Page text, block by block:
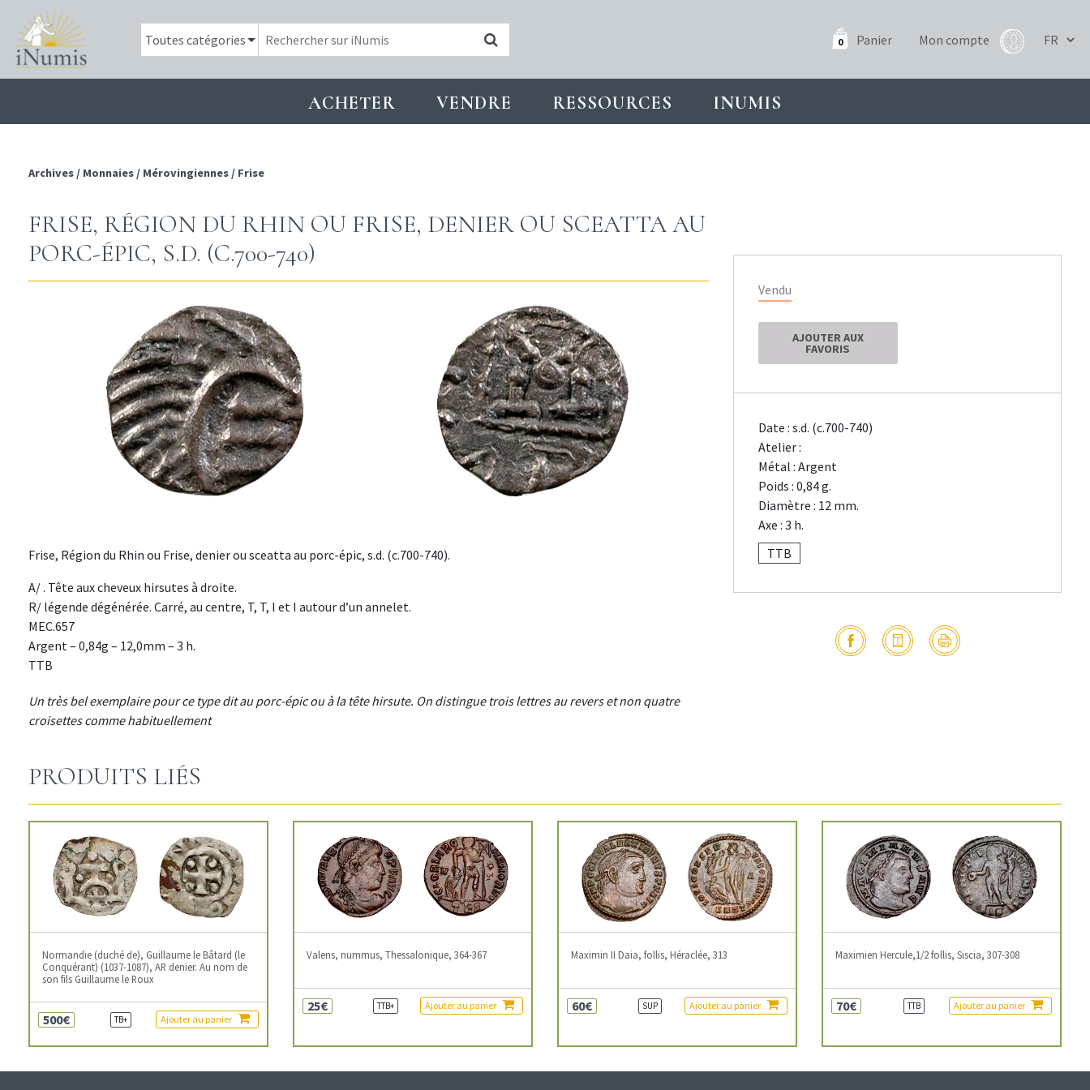
0 Panier Mon compte
ACHETER VENDRE RESSOURCES INUMIS
Archives / Monnaies / Mérovingiennes / Frise
FRISE, RÉGION DU RHIN OU FRISE, DENIER OU SCEATTA AU
PORC-ÉPIC, S.D. (C.700-740)
Frise, Région du Rhin ou Frise, denier ou sceatta au porc-épic, s.d. (c.700-740).
A/ . Tête aux cheveux hirsutes à droite.
R/ légende dégénérée. Carré, au centre, T, T, I et I autour d’un annelet.
MEC.657
Argent – 0,84g – 12,0mm – 3 h.
TTB
Un très bel exemplaire pour ce type dit au porc-épic ou à la tête hirsute. On distingue trois lettres au revers et non quatre
croisettes comme habituellement
Vendu
AJOUTER AUX
FAVORIS
Date : s.d. (c.700-740)
Atelier :
Métal : Argent
Poids : 0,84 g.
Diamètre : 12 mm.
Axe : 3 h.
TTB
PRODUITS LIÉS
Normandie (duché de), Guillaume le Bâtard (le
Conquérant) (1037-1087), AR denier. Au nom de
son fils Guillaume le Roux
500€ TB+ Ajouter au panier
Valens, nummus, Thessalonique, 364-367
25€ TTB+ Ajouter au panier
Maximin II Daia, follis, Héraclée, 313
60€ SUP Ajouter au panier
Maximien Hercule,1/2 follis, Siscia, 307-308
70€ TTB Ajouter au panier